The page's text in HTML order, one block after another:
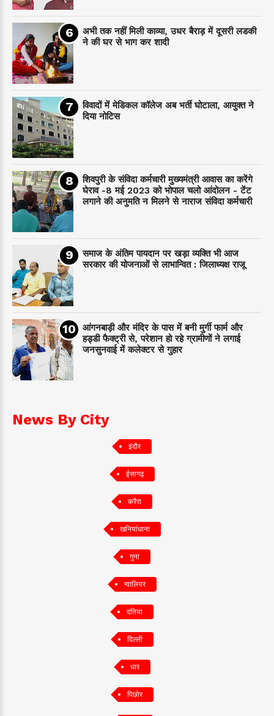
अभी तक नहीं मिली काव्या, उधर बैराड़ में दूसरी लडकी
ने की घर से भाग कर शादी
विवादों में मेडिकल कॉलेज अब भर्ती घोटाला, आयुक्त ने
दिया नोटिस
शिवपुरी के संविदा कर्मचारी मुख्यमंत्री आवास का करेंगे
घेराव -8 मई 2023 को भोपाल चलो आंदोलन - टेंट
लगाने की अनुमति न मिलने से नाराज संविदा कर्मचारी
समाज के अंतिम पायदान पर‌ खड़ा व्यक्ति भी आज
सरकार की योजनाओं से लाभान्वित : जिलाध्यक्ष राजू
आंगनबाड़ी और मंदिर के पास में बनी मुर्गी फार्म और
हड्डी फैक्ट्री से, परेशान हो रहे ग्रामीणों ने लगाई
जनसुनवाई में कलेक्टर से गुहार
News By City
इंदौर
ईसागढ़
करैरा
खनियांधाना
गुना
ग्वालियर
दतिया
दिल्ली
धार
पिछोर